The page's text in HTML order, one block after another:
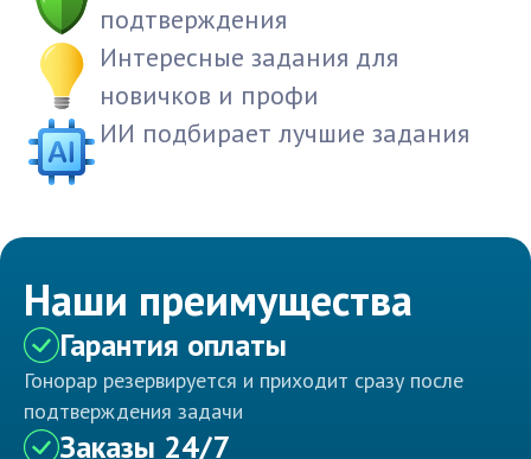
подтверждения
Интересные задания для
новичков и профи
ИИ подбирает лучшие задания
Наши преимущества
Гарантия оплаты
Гонорар резервируется и приходит сразу после
подтверждения задачи
Заказы 24/7